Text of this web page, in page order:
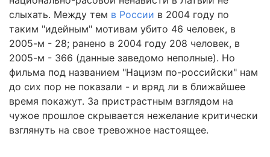
слыхать. Между тем в России в 2004 году по
таким "идейным" мотивам убито 46 человек, в
2005-м - 28; ранено в 2004 году 208 человек, в
2005-м - 366 (данные заведомо неполные). Но
фильма под названием "Нацизм по-российски" нам
до сих пор не показали - и вряд ли в ближайшее
время покажут. За пристрастным взглядом на
чужое прошлое скрывается нежелание критически
взглянуть на свое тревожное настоящее.